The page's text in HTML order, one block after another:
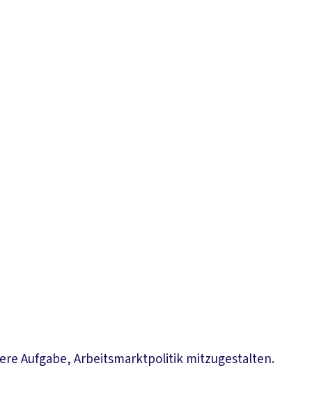
Aufgabe, Arbeitsmarktpolitik mitzugestalten.